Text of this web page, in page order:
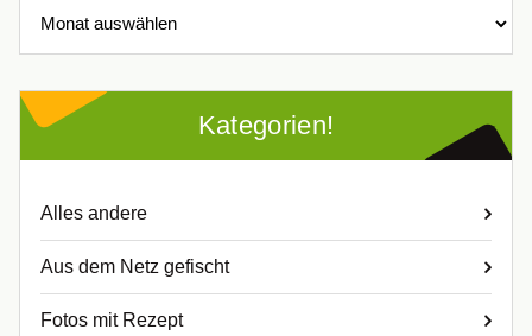
Kategorien!
Alles andere
Aus dem Netz gefischt
Fotos mit Rezept